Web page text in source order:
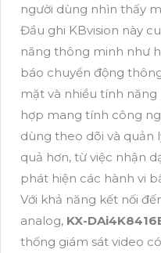
người dùng nhìn thấy
Đầu ghi KBvision này
năng thông minh như
báo chuyển động
mặt và nhiều tính
hợp mang tính công
dùng theo dõi và quản
quả hơn, từ việc nhận
phát hiện các hành vi
Với khả năng kết nối
analog, KX-
thống giám sát video